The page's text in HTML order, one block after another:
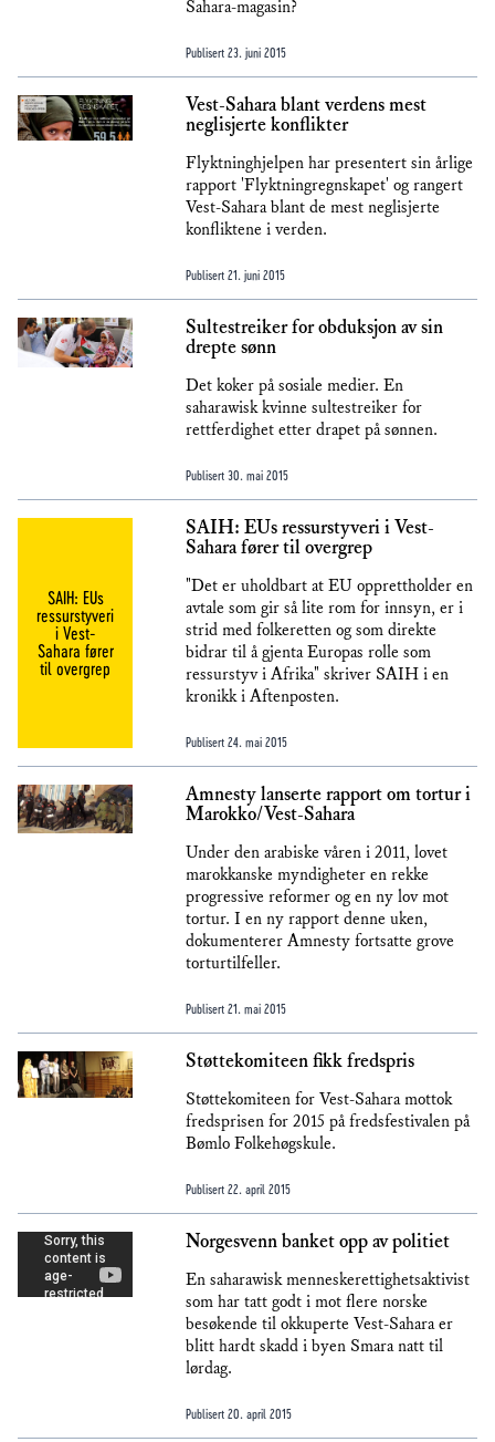
Sahara-magasin?
Publisert 23. juni 2015
Vest-Sahara blant verdens mest
neglisjerte konflikter
Flyktninghjelpen har presentert sin årlige
rapport 'Flyktningregnskapet' og rangert
Vest-Sahara blant de mest neglisjerte
konfliktene i verden.
Publisert 21. juni 2015
Sultestreiker for obduksjon av sin
drepte sønn
Det koker på sosiale medier. En
saharawisk kvinne sultestreiker for
rettferdighet etter drapet på sønnen.
Publisert 30. mai 2015
SAIH: EUs
ressurstyveri
i Vest-
Sahara fører
til overgrep
SAIH: EUs ressurstyveri i Vest-
Sahara fører til overgrep
"Det er uholdbart at EU opprettholder en
avtale som gir så lite rom for innsyn, er i
strid med folkeretten og som direkte
bidrar til å gjenta Europas rolle som
ressurstyv i Afrika" skriver SAIH i en
kronikk i Aftenposten.
Publisert 24. mai 2015
Amnesty lanserte rapport om tortur i
Marokko/Vest-Sahara
Under den arabiske våren i 2011, lovet
marokkanske myndigheter en rekke
progressive reformer og en ny lov mot
tortur. I en ny rapport denne uken,
dokumenterer Amnesty fortsatte grove
torturtilfeller.
Publisert 21. mai 2015
Støttekomiteen fikk fredspris
Støttekomiteen for Vest-Sahara mottok
fredsprisen for 2015 på fredsfestivalen på
Bømlo Folkehøgskule.
Publisert 22. april 2015
Norgesvenn banket opp av politiet
En saharawisk menneskerettighetsaktivist
som har tatt godt i mot flere norske
besøkende til okkuperte Vest-Sahara er
blitt hardt skadd i byen Smara natt til
lørdag.
Publisert 20. april 2015